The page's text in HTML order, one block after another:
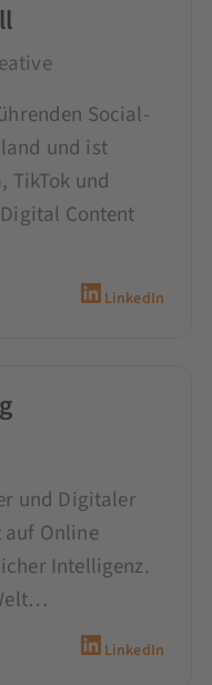
Social-
und ist
TikTok und
Content
LinkedIn
und Digitaler
Online
Intelligenz.
LinkedIn